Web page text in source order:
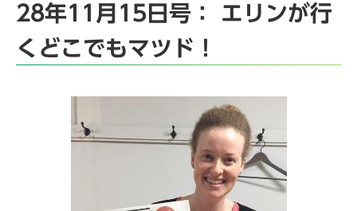
28年11月15日号： エリンが行
くどこでもマツド！